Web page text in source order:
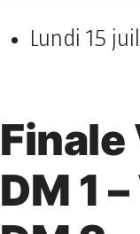
Lundi 15
DM 1